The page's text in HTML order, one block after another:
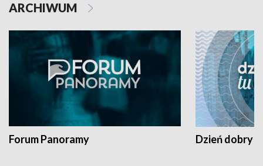
ARCHIWUM
Forum Panoramy Dzień dobry